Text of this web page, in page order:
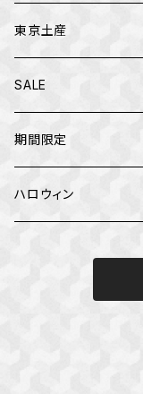
父の日
テオブロマ
トップス
カファレル
東京土産
SALE
期間限定
ハロウィン